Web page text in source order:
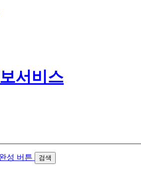
검색